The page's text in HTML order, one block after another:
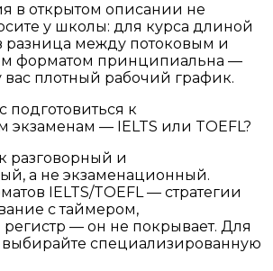
в открытом описании не
у школы: для курса длиной
разница между потоковым и
форматом принципиальна —
вас плотный рабочий график.
подготовиться к
— IELTS или TOEFL?
разговорный и
а не экзаменационный.
IELTS/TOEFL — стратегии
с таймером,
— он не покрывает. Для
выбирайте специализированную